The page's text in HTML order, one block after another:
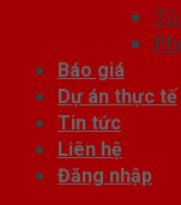
Báo giá
Dự án thực tế
Tin tức
Liên hệ
Đăng nhập